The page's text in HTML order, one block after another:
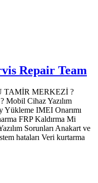
Repair Team
TAMİR MERKEZİ ?️
Mobil Cihaz Yazılım
IMEI Onarımı
FRP Kaldırma Mi
Sorunları Anakart ve
hataları Veri kurtarma